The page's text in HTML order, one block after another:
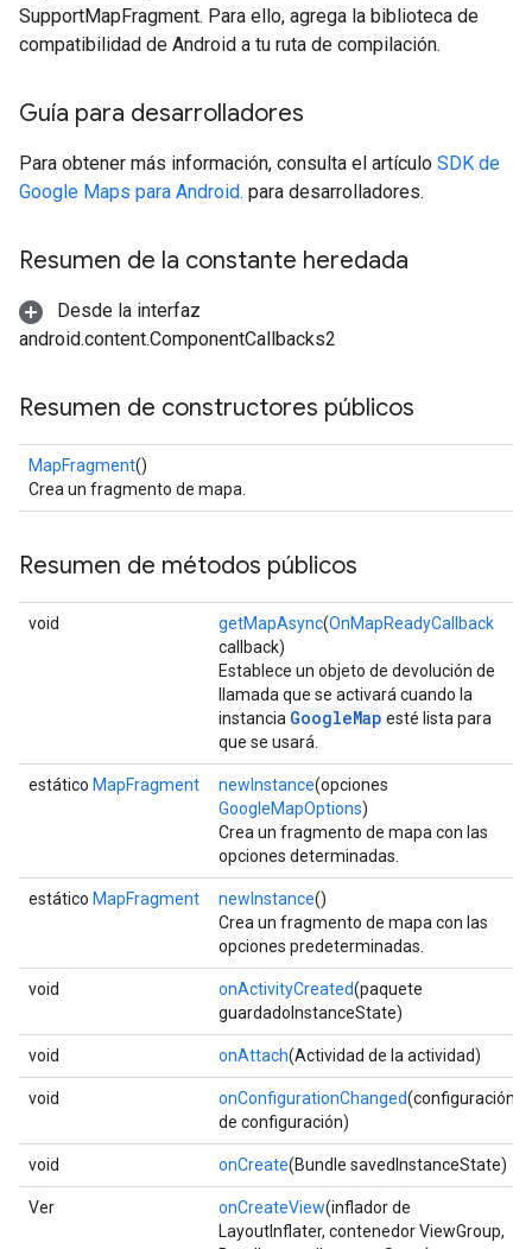
SupportMapFragment. Para ello, agrega la biblioteca de
compatibilidad de Android a tu ruta de compilación.
Guía para desarrolladores
Para obtener más información, consulta el artículo SDK de
Google Maps para Android. para desarrolladores.
Resumen de la constante heredada
Desde la interfaz
android.content.ComponentCallbacks2
Resumen de constructores públicos
MapFragment()
Crea un fragmento de mapa.
Resumen de métodos públicos
void getMapAsync(OnMapReadyCallback
callback)
Establece un objeto de devolución de
llamada que se activará cuando la
instancia GoogleMap esté lista para
que se usará.
estático MapFragment newInstance(opciones
GoogleMapOptions)
Crea un fragmento de mapa con las
opciones determinadas.
estático MapFragment newInstance()
Crea un fragmento de mapa con las
opciones predeterminadas.
void onActivityCreated(paquete
guardadoInstanceState)
void onAttach(Actividad de la actividad)
void onConfigurationChanged(configuración
de configuración)
void onCreate(Bundle savedInstanceState)
Ver onCreateView(inflador de
LayoutInflater, contenedor ViewGroup,